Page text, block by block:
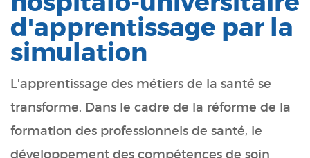
d'apprentissage par la
simulation
L'apprentissage des métiers de la santé se
transforme. Dans le cadre de la réforme de la
formation des professionnels de santé, le
développement des compétences de soin